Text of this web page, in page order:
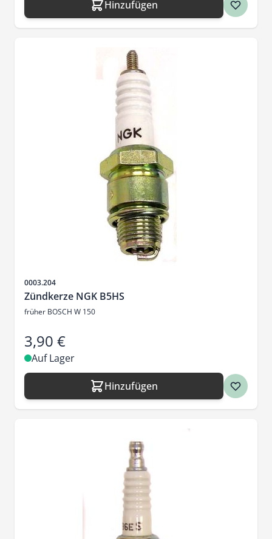
Hinzufügen
Artikelnr.
0003.204
Zündkerze NGK B5HS
früher BOSCH W 150
3,90 €
Auf Lager
Hinzufügen